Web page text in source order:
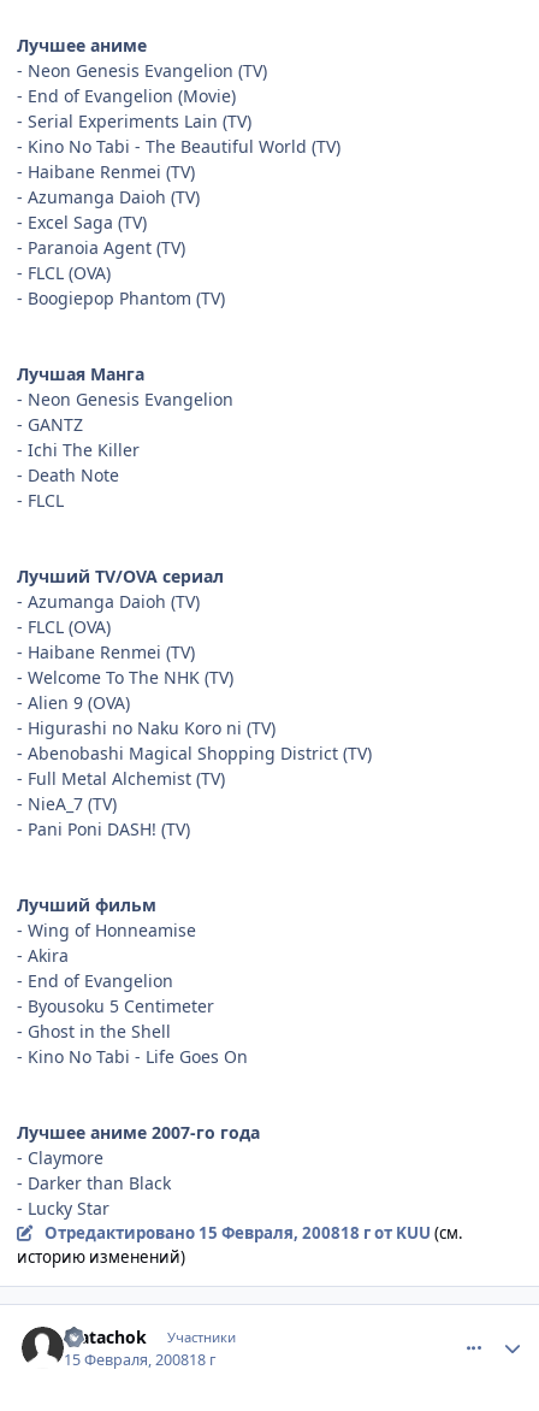
Лучшее аниме
- Neon Genesis Evangelion (TV)
- End of Evangelion (Movie)
- Serial Experiments Lain (TV)
- Kino No Tabi - The Beautiful World (TV)
- Haibane Renmei (TV)
- Azumanga Daioh (TV)
- Excel Saga (TV)
- Paranoia Agent (TV)
- FLCL (OVA)
- Boogiepop Phantom (TV)
Лучшая Манга
- Neon Genesis Evangelion
- GANTZ
- Ichi The Killer
- Death Note
- FLCL
Лучший TV/OVA сериал
- Azumanga Daioh (TV)
- FLCL (OVA)
- Haibane Renmei (TV)
- Welcome To The NHK (TV)
- Alien 9 (OVA)
- Higurashi no Naku Koro ni (TV)
- Abenobashi Magical Shopping District (TV)
- Full Metal Alchemist (TV)
- NieA_7 (TV)
- Pani Poni DASH! (TV)
Лучший фильм
- Wing of Honneamise
- Akira
- End of Evangelion
- Byousoku 5 Centimeter
- Ghost in the Shell
- Kino No Tabi - Life Goes On
Лучшее аниме 2007-го года
- Claymore
- Darker than Black
- Lucky Star
Отредактировано 15 Февраля, 200818 гот KUU (см.
историю изменений)
Pjatachok Участники
15 Февраля, 200818 г